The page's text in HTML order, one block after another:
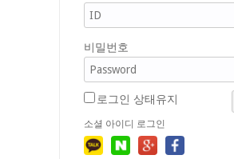
비밀번호
로그인 상태유지
소셜 아이디 로그인